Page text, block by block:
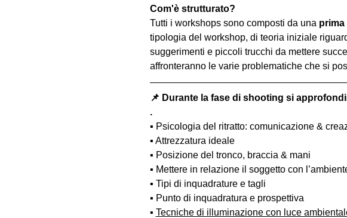
Com'è strutturato?
Tutti i workshops sono composti da una prima
tipologia del workshop, di teoria iniziale
suggerimenti e piccoli trucchi da mettere
affronteranno le varie problematiche che si
📌 Durante la fase di shooting si
.
▪️ Psicologia del ritratto: comunicazione &
▪️ Attrezzatura ideale
▪️ Posizione del tronco, braccia & mani
▪️ Mettere in relazione il soggetto con
▪️ Tipi di inquadrature e tagli
▪️ Punto di inquadratura e prospettiva
▪️ Tecniche di illuminazione con luce